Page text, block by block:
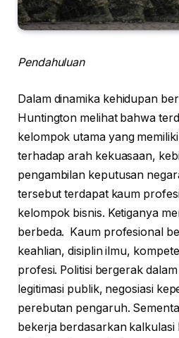
Pendahuluan
Dalam dinamika kehidupan
Huntington melihat bahwa
kelompok utama yang
terhadap arah kekuasaan,
pengambilan keputusan
tersebut terdapat kaum
kelompok bisnis. Ketiganya
berbeda. Kaum profesional
keahlian, disiplin ilmu,
profesi. Politisi bergerak
legitimasi publik, negosiasi
perebutan pengaruh.
bekerja berdasarkan kalkulasi